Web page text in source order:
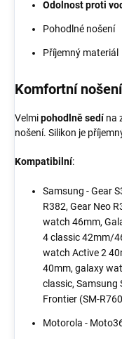
Odolnost proti
Pohodlné nošení
Příjemný materiál
Komfortní nošení
Velmipohodlně sedí na
nošení. Silikon je
Kompatibilní:
Samsung - Gear
R382, Gear Neo
watch 46mm,
4 classic 42mm/
watch Active 2
40mm, galaxy
classic, Samsung
Frontier (SM-
Motorola -